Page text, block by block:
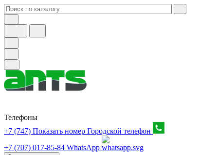
Телефоны
+7 (747) Показать номер Городской телефон
+7 (707) 017-85-84 WhatsApp